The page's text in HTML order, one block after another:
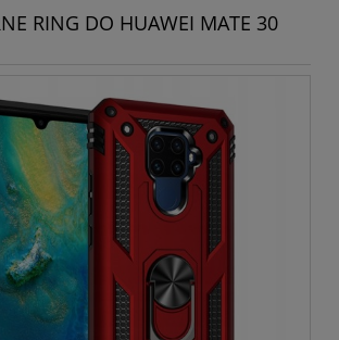
RING DO HUAWEI MATE 30